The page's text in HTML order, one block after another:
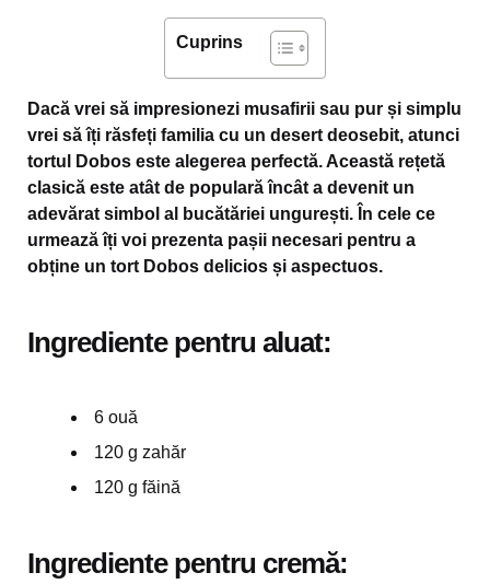
Cuprins
Dacă vrei să impresionezi musafirii sau pur și simplu
vrei să îți răsfeți familia cu un desert deosebit, atunci
tortul Dobos este alegerea perfectă. Această rețetă
clasică este atât de populară încât a devenit un
adevărat simbol al bucătăriei ungurești. În cele ce
urmează îți voi prezenta pașii necesari pentru a
obține un tort Dobos delicios și aspectuos.
Ingrediente pentru aluat:
6 ouă
120 g zahăr
120 g făină
Ingrediente pentru cremă: